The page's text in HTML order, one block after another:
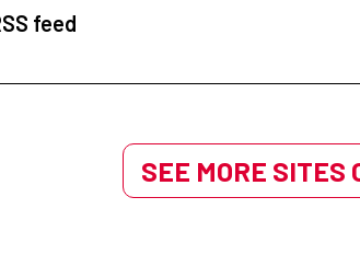
feed
SEE MORE SITES